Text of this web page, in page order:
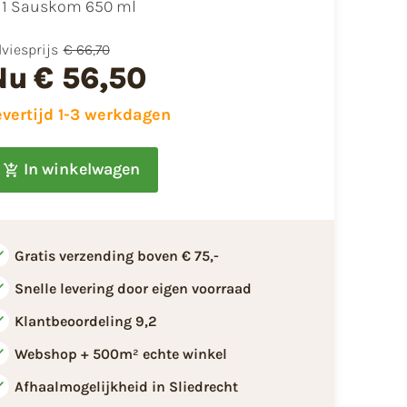
1 Sauskom 650 ml
€ 66,70
€ 56,50
1-3 werkdagen
In winkelwagen
Gratis verzending boven € 75,-
Snelle levering door eigen voorraad
Klantbeoordeling 9,2
Webshop + 500m² echte winkel
Afhaalmogelijkheid in Sliedrecht